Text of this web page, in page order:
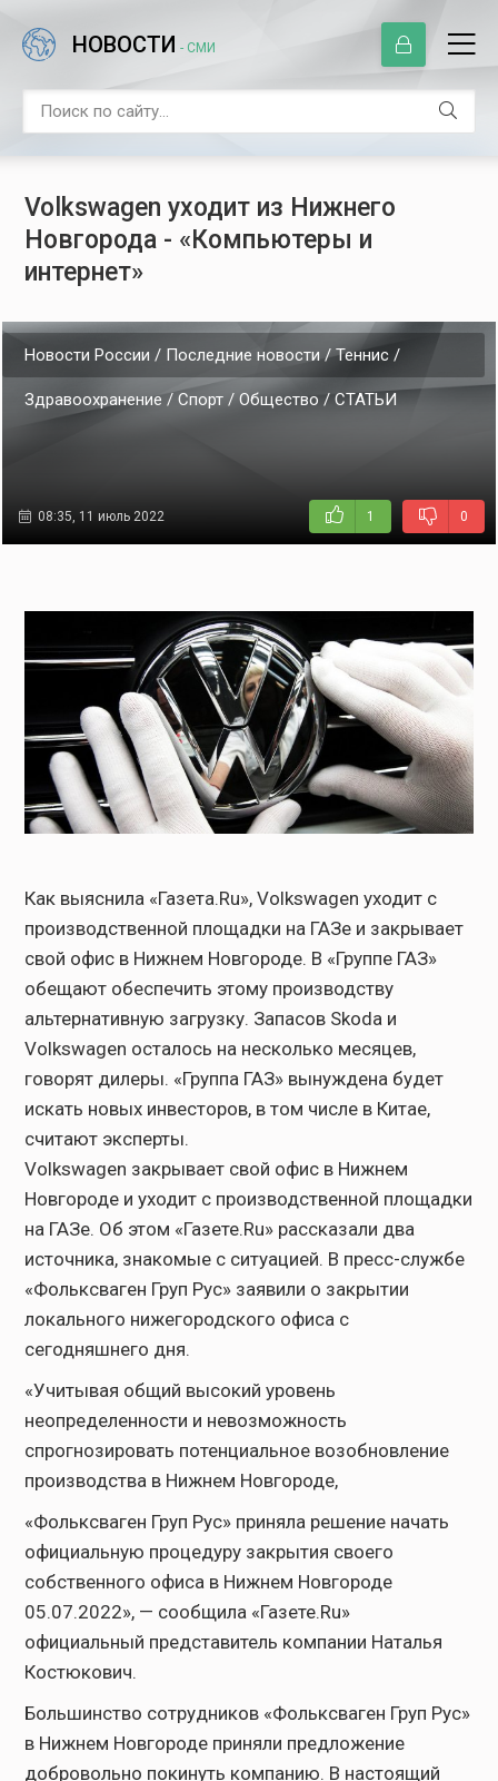
НОВОСТИ - СМИ
Volkswagen уходит из Нижнего
Новгорода - «Компьютеры и
интернет»
Новости России / Последние новости / Теннис /
Здравоохранение / Спорт / Общество / СТАТЬИ
08:35, 11 июль 2022 1 0
Как выяснила «Газета.Ru», Volkswagen уходит с
производственной площадки на ГАЗе и закрывает
свой офис в Нижнем Новгороде. В «Группе ГАЗ»
обещают обеспечить этому производству
альтернативную загрузку. Запасов Skoda и
Volkswagen осталось на несколько месяцев,
говорят дилеры. «Группа ГАЗ» вынуждена будет
искать новых инвесторов, в том числе в Китае,
считают эксперты.
Volkswagen закрывает свой офис в Нижнем
Новгороде и уходит с производственной площадки
на ГАЗе. Об этом «Газете.Ru» рассказали два
источника, знакомые с ситуацией. В пресс-службе
«Фольксваген Груп Рус» заявили о закрытии
локального нижегородского офиса с
сегодняшнего дня.
«Учитывая общий высокий уровень
неопределенности и невозможность
спрогнозировать потенциальное возобновление
производства в Нижнем Новгороде,
«Фольксваген Груп Рус» приняла решение начать
официальную процедуру закрытия своего
собственного офиса в Нижнем Новгороде
05.07.2022», — сообщила «Газете.Ru»
официальный представитель компании Наталья
Костюкович.
Большинство сотрудников «Фольксваген Груп Рус»
в Нижнем Новгороде приняли предложение
добровольно покинуть компанию. В настоящий